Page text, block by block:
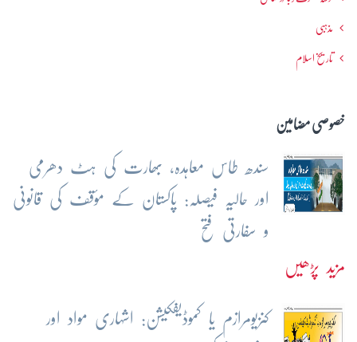
مذہبی
تاریخ اسلام
خصوصی مضامین
سندھ طاس معاہدہ، بھارت کی ہٹ دھرمی
اور حالیہ فیصلہ: پاکستان کے مؤقف کی قانونی
و سفارتی فتح
مزید پڑھیں
کنزیومرازم یا کموڈیفکیشن: اشہاری مواد اور